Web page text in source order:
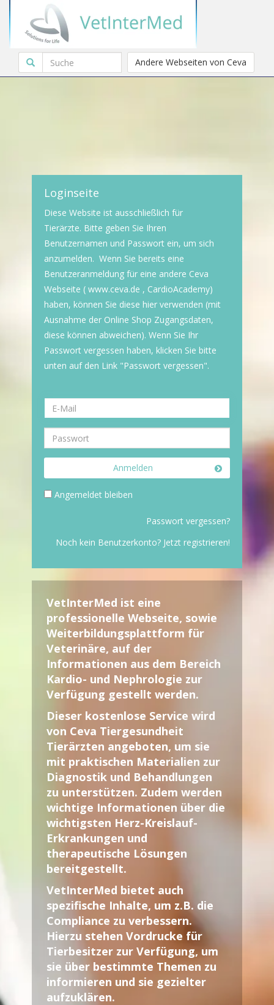
Andere Webseiten von Ceva
Loginseite
Diese Website ist ausschließlich für
Tierärzte. Bitte geben Sie Ihren
Benutzernamen und Passwort ein, um sich
anzumelden. Wenn Sie bereits eine
Benutzeranmeldung für eine andere Ceva
Webseite ( www.ceva.de , CardioAcademy)
haben, können Sie diese hier verwenden (mit
Ausnahme der Online Shop Zugangsdaten,
diese können abweichen). Wenn Sie Ihr
Passwort vergessen haben, klicken Sie bitte
unten auf den Link "Passwort vergessen".
Anmelden
Angemeldet bleiben
Passwort vergessen?
Noch kein Benutzerkonto? Jetzt registrieren!
VetInterMed ist eine
professionelle Webseite, sowie
Weiterbildungsplattform für
Veterinäre, auf der
Informationen aus dem Bereich
Kardio- und Nephrologie zur
Verfügung gestellt werden.
Dieser kostenlose Service wird
von Ceva Tiergesundheit
Tierärzten angeboten, um sie
mit praktischen Materialien zur
Diagnostik und Behandlungen
zu unterstützen. Zudem werden
wichtige Informationen über die
wichtigsten Herz-Kreislauf-
Erkrankungen und
therapeutische Lösungen
bereitgestellt.
VetInterMed bietet auch
spezifische Inhalte, um z.B. die
Compliance zu verbessern.
Hierzu stehen Vordrucke für
Tierbesitzer zur Verfügung, um
sie über bestimmte Themen zu
informieren und sie gezielter
aufzuklären.